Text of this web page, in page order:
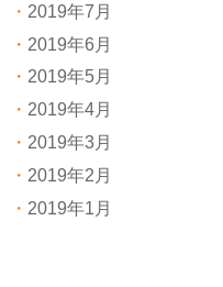
2019年7月
2019年6月
2019年5月
2019年4月
2019年3月
2019年2月
2019年1月